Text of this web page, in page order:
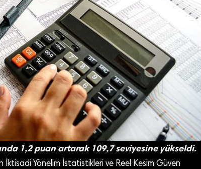
1,2 puan artarak 109,7 seviyesine yükseldi.
İktisadi Yönelim İstatistikleri ve Reel Kesim Güven